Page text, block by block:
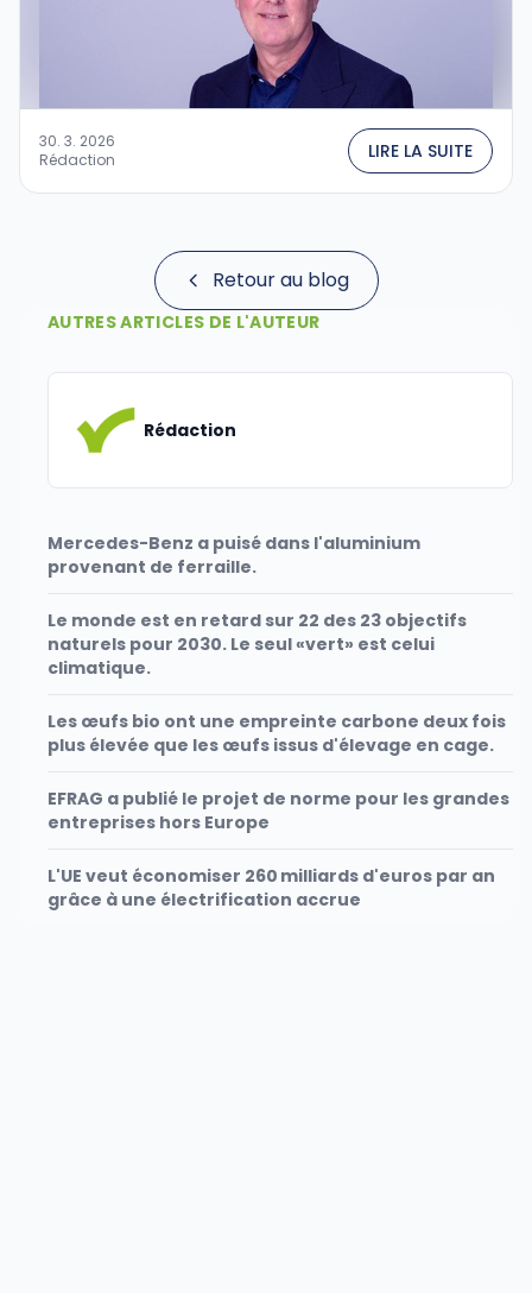
30. 3. 2026
Rédaction
LIRE LA SUITE
Retour au blog
AUTRES ARTICLES DE L'AUTEUR
Rédaction
Mercedes-Benz a puisé dans l'aluminium
provenant de ferraille.
Le monde est en retard sur 22 des 23 objectifs
naturels pour 2030. Le seul «vert» est celui
climatique.
Les œufs bio ont une empreinte carbone deux fois
plus élevée que les œufs issus d'élevage en cage.
EFRAG a publié le projet de norme pour les grandes
entreprises hors Europe
L'UE veut économiser 260 milliards d'euros par an
grâce à une électrification accrue